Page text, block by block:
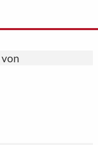
von